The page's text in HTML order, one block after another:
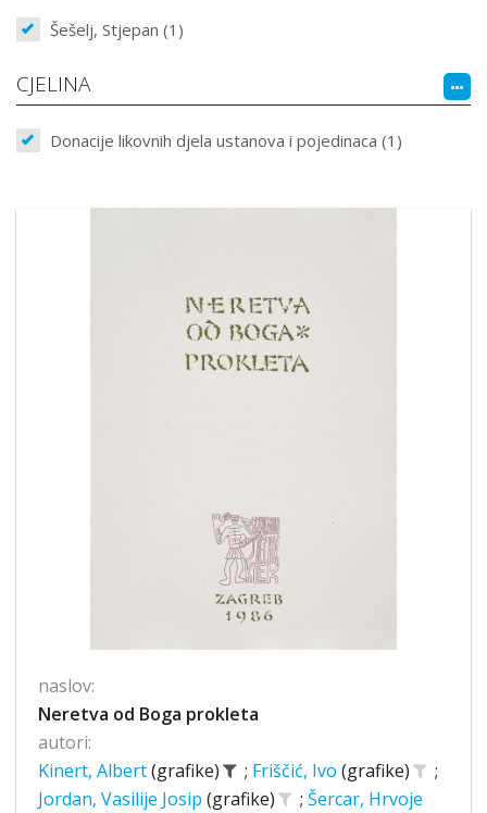
Šešelj, Stjepan (1)
CJELINA
Donacije likovnih djela ustanova i pojedinaca (1)
naslov:
Neretva od Boga prokleta
autori:
Kinert, Albert(grafike) ; Friščić, Ivo (grafike)
;
Jordan, Vasilije Josip (grafike) ; Šercar, Hrvoje